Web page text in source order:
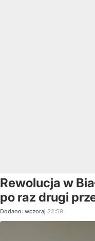
Rewolucja w
po raz drugi
Dodano: wczoraj 22:59